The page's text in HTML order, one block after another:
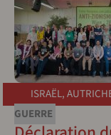
ISRAËL,
GUERRE